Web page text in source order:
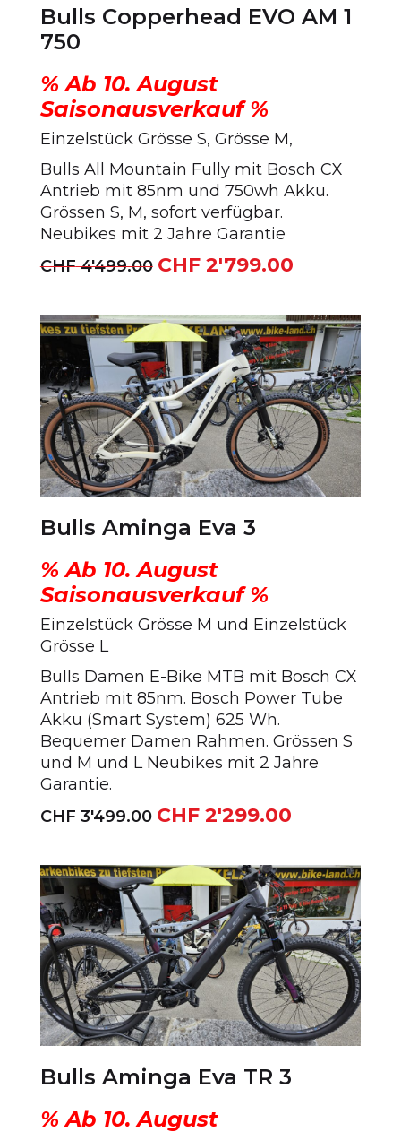
Bulls Copperhead EVO AM 1
750
% Ab 10. August
Saisonausverkauf %
Einzelstück Grösse S, Grösse M,
Bulls All Mountain Fully mit Bosch CX
Antrieb mit 85nm und 750wh Akku.
Grössen S, M, sofort verfügbar.
Neubikes mit 2 Jahre Garantie
CHF4'499.00 Ursprünglicher
war:
CHF 4'499.00
CHF2'799.00Aktueller
ist:
CHF 2'799.00.
Bulls Aminga Eva 3
% Ab 10. August
Saisonausverkauf %
Einzelstück Grösse M und Einzelstück
Grösse L
Bulls Damen E-Bike MTB mit Bosch CX
Antrieb mit 85nm. Bosch Power Tube
Akku (Smart System) 625 Wh.
Bequemer Damen Rahmen. Grössen S
und M und L Neubikes mit 2 Jahre
Garantie.
CHF3'499.00 Ursprünglicher
war:
CHF 3'499.00
CHF2'299.00Aktueller
ist:
CHF 2'299.00.
Bulls Aminga Eva TR 3
% Ab 10. August